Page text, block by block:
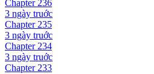
Chapter236
3 ngày truớc
Chapter235
3 ngày truớc
Chapter234
3 ngày truớc
Chapter233